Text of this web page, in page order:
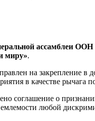
ассамблеи
миру».
на закрепление в
в качестве рычага
соглашение о
любой